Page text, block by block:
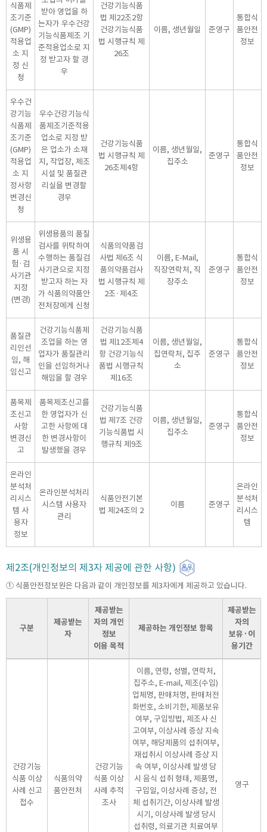
식품제
조기준
(GMP)
적용업
소 지
정 신
청
받아 영업을 하
는자가 우수건강
기능식품제조 기
준적용업소로 지
정 받고자 할 경
우
건강기능식품
법 제22조2항
건강기능식품
법 시행규칙 제
26조
이름, 생년월일 준영구
통합식
품안전
정보
우수건
강기능
식품제
조기준
(GMP)
적용업
소 지
정사항
변경신
청
우수건강기능식
품제조기준적용
업소로 지정 받
은 업소가 소재
지, 작업장, 제조
시설 및 품질관
리실을 변경할
경우
건강기능식품
법 시행규칙 제
26조제4항
이름, 생년월일,
집주소
준영구
통합식
품안전
정보
위생용
품 시
험·검
사기관
지정
(변경)
위생용품의 품질
검사를 위탁하여
수행하는 품질검
사기관으로 지정
받고자 하는 자
가 식품의약품안
전처장에게 신청
식품의약품검
사법 제6조 식
품의약품검사
법 시행규칙 제
2조·제4조
이름, E-Mail,
직장연락처, 직
장주소
준영구
통합식
품안전
정보
품질관
리인선
임, 해
임신고
건강기능식품제
조업을 하는 영
업자가 품질관리
인을 선임하거나
해임을 할 경우
건강기능식품
법 제12조제4
항 건강기능식
품법 시행규칙
제16조
이름, 생년월일,
집연락처, 집주
소
준영구
통합식
품안전
정보
품목제
조신고
사항
변경신
고
품목제조신고를
한 영업자가 신
고한 사항에 대
한 변경사항이
발생했을 경우
건강기능식품
법 제7조 건강
기능식품법 시
행규칙 제9조
이름, 생년월일,
집주소
준영구
통합식
품안전
정보
온라인
분석처
리시스
템 사
용자
정보
온라인분석처리
시스템 사용자
관리
식품안전기본
법 제24조의 2
이름 준영구
온라인
분석처
리시스
템
제2조(개인정보의 제3자 제공에 관한 사항)
① 식품안전정보원은 다음과 같이 개인정보를 제3자에게 제공하고 있습니다.
구분
제공받는
자
제공받는
자의 개인
정보
이용 목적
제공하는 개인정보 항목
제공받는
자의
보유·이
용기간
건강기능
식품 이상
사례 신고
접수
식품의약
품안전처
건강기능
식품 이상
사례 추적
조사
이름, 연령, 성별, 연락처,
집주소, E-mail, 제조(수입)
업체명, 판매처명, 판매처전
화번호, 소비기한, 제품보유
여부, 구입방법, 제조사 신
고여부, 이상사례 증상 지속
여부, 해당제품의 섭취여부,
재섭취시 이상사례 증상 지
속 여부, 이상사례 발생 당
시 음식 섭취 형태, 제품명,
구입일, 이상사례 증상, 전
체 섭취기간, 이상사례 발생
시기, 이상사례 발생 당시
섭취령, 의료기관 치료여부
영구